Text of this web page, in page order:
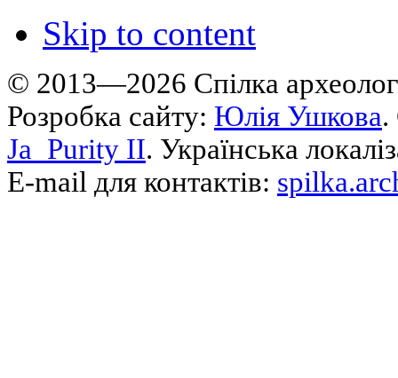
Skip to content
© 2013—2026 Cпілка
Розробка сайту: Юлія Ушкова.
Ja_Purity II. Українська
E-mail для контактів: